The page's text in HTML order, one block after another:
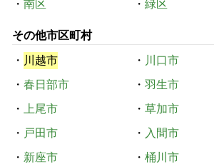
・ 南区 ・ 緑区
その他市区町村
・ 川越市 ・ 川口市
・ 春日部市 ・ 羽生市
・
上尾市 ・ 草加市
・ 戸田市 ・ 入間市
・ 新座市 ・ 桶川市